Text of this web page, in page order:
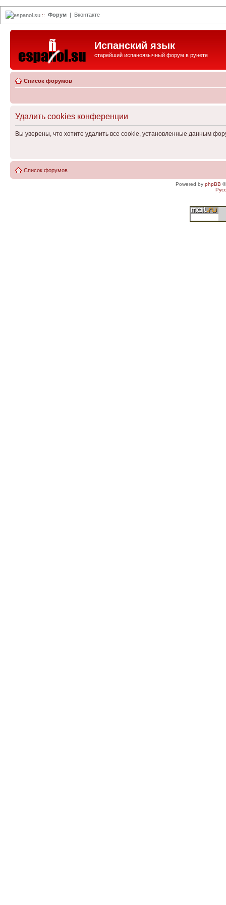
espanol.su :: Форум | Вконтакте
Испанский язык
старейший испаноязычный форум в рунете
Список форумов
Удалить cookies конференции
Вы уверены, что хотите удалить все cookie, установленные данным
Список форумов
Powered by phpBB